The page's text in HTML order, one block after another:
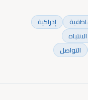
إدراكية
التواصل